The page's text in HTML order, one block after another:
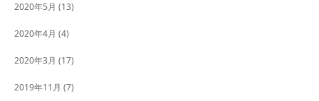
2020年5月 (13)
2020年4月 (4)
2020年3月 (17)
2019年11月 (7)